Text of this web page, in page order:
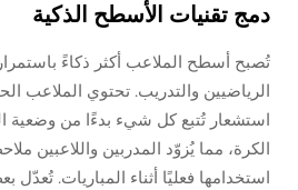
دمج تقنيات الأسطح الذكية
تُصبح أسطح الملاعب أكثر ذكاءً
الرياضيين والتدريب. تحتوي الملاعب
استشعار تُتبع كل شيء بدءًا من وضعية
الكرة، مما يُزوّد المدربين واللاعبين
استخدامها فعليًا أثناء المباريات.